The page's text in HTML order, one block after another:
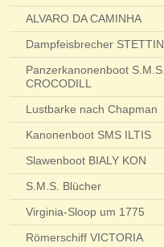
ALVARO DA CAMINHA
Dampfeisbrecher STETTIN
Panzerkanonenboot S.M.S.
CROCODILL
Lustbarke nach Chapman
Kanonenboot SMS ILTIS
Slawenboot BIALY KON
S.M.S. Blücher
Virginia-Sloop um 1775
Römerschiff VICTORIA